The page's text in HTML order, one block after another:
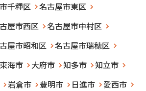
千種区
名古屋市東区
屋市西区
名古屋市中村区
屋市昭和区
名古屋市瑞穂区
東海市 大府市 知多市
知立市
岩倉市 豊明市 日進市
愛西市